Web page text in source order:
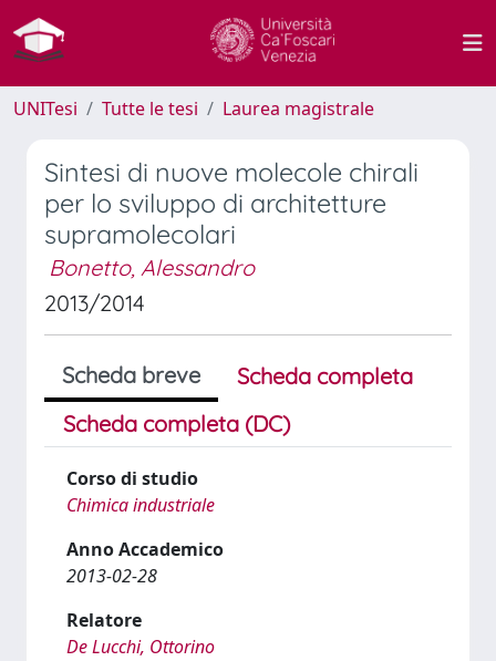
UNITesi Tutte le tesi Laurea magistrale
Sintesi di nuove molecole chirali
per lo sviluppo di architetture
supramolecolari
Bonetto, Alessandro
2013/2014
Scheda breve
Scheda completa
Scheda completa (DC)
Corso di studio
Chimica industriale
Anno Accademico
2013-02-28
Relatore
De Lucchi, Ottorino